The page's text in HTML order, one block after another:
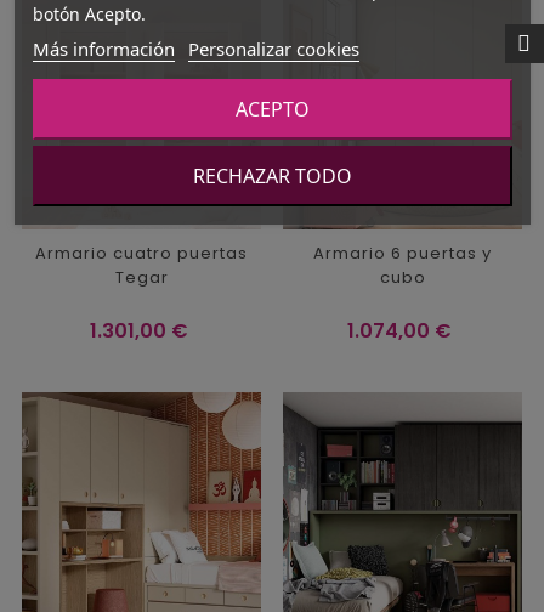
Armario cuatro puertas
Tegar
Precio
1.301,00 €
Armario 6 puertas y
cubo
Precio
1.074,00 €
botón Acepto.
Más información Personalizar cookies
RECHAZAR TODO
ACEPTO